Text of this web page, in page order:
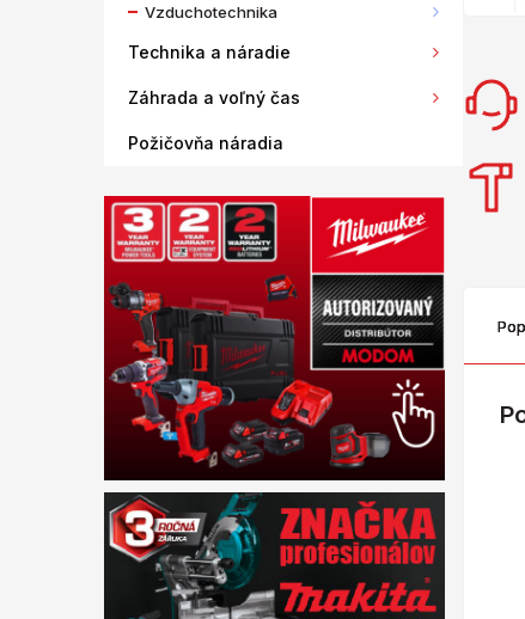
Vzduchotechnika
Technika a náradie
Záhrada a voľný čas
Požičovňa náradia